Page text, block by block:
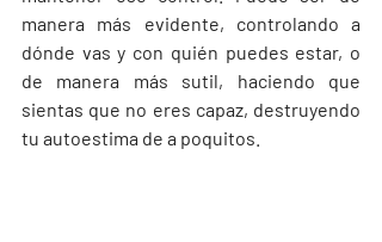
manera más evidente, controlando a
dónde vas y con quién puedes estar, o
de manera más sutil, haciendo que
sientas que no eres capaz, destruyendo
tu autoestima de a poquitos.